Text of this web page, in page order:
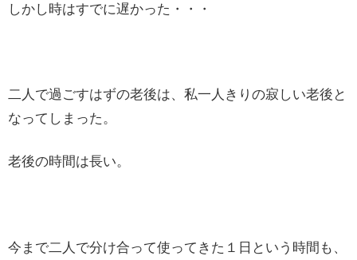
しかし時はすでに遅かった・・・
二人で過ごすはずの老後は、私一人きりの寂しい老後と
なってしまった。
老後の時間は長い。
今まで二人で分け合って使ってきた１日という時間も、